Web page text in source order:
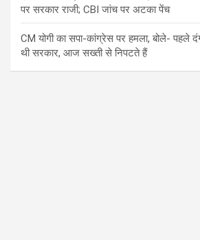
पर सरकार राजी; CBI जांच पर अटका पेंच
CM योगी का सपा-कांग्रेस पर हमला, बोले- पहले
थी सरकार, आज सख्ती से निपटते हैं